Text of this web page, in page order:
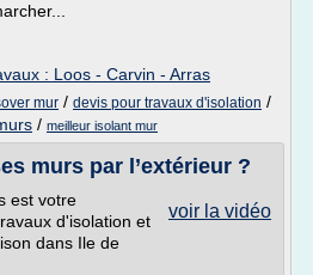
: Loos - Carvin - Arras
mur / devis pour travaux d'isolation /
/ meilleur isolant mur
murs par l’extérieur ?
voir la vidéo
est votre
d'isolation et
dans Ile de